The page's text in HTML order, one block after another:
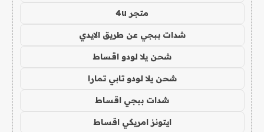
متجر 4u
شدات ببجي عن طريق الايدي
شحن يلا لودو اقساط
شحن يلا لودو تابي تمارا
شدات ببجي اقساط
ايتونز امريكي اقساط